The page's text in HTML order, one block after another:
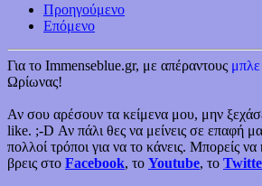
Προηγούμενο
Επόμενο
Για το Immenseblue.gr, με απέραντους μπλε
Ωρίωνας!
Αν σου αρέσουν τα κείμενα μου, μην
like. ;-D Αν πάλι θες να μείνεις σε επαφή
πολλοί τρόποι για να το κάνεις. Μπορείς να
βρεις στο Facebook, το Youtube, το